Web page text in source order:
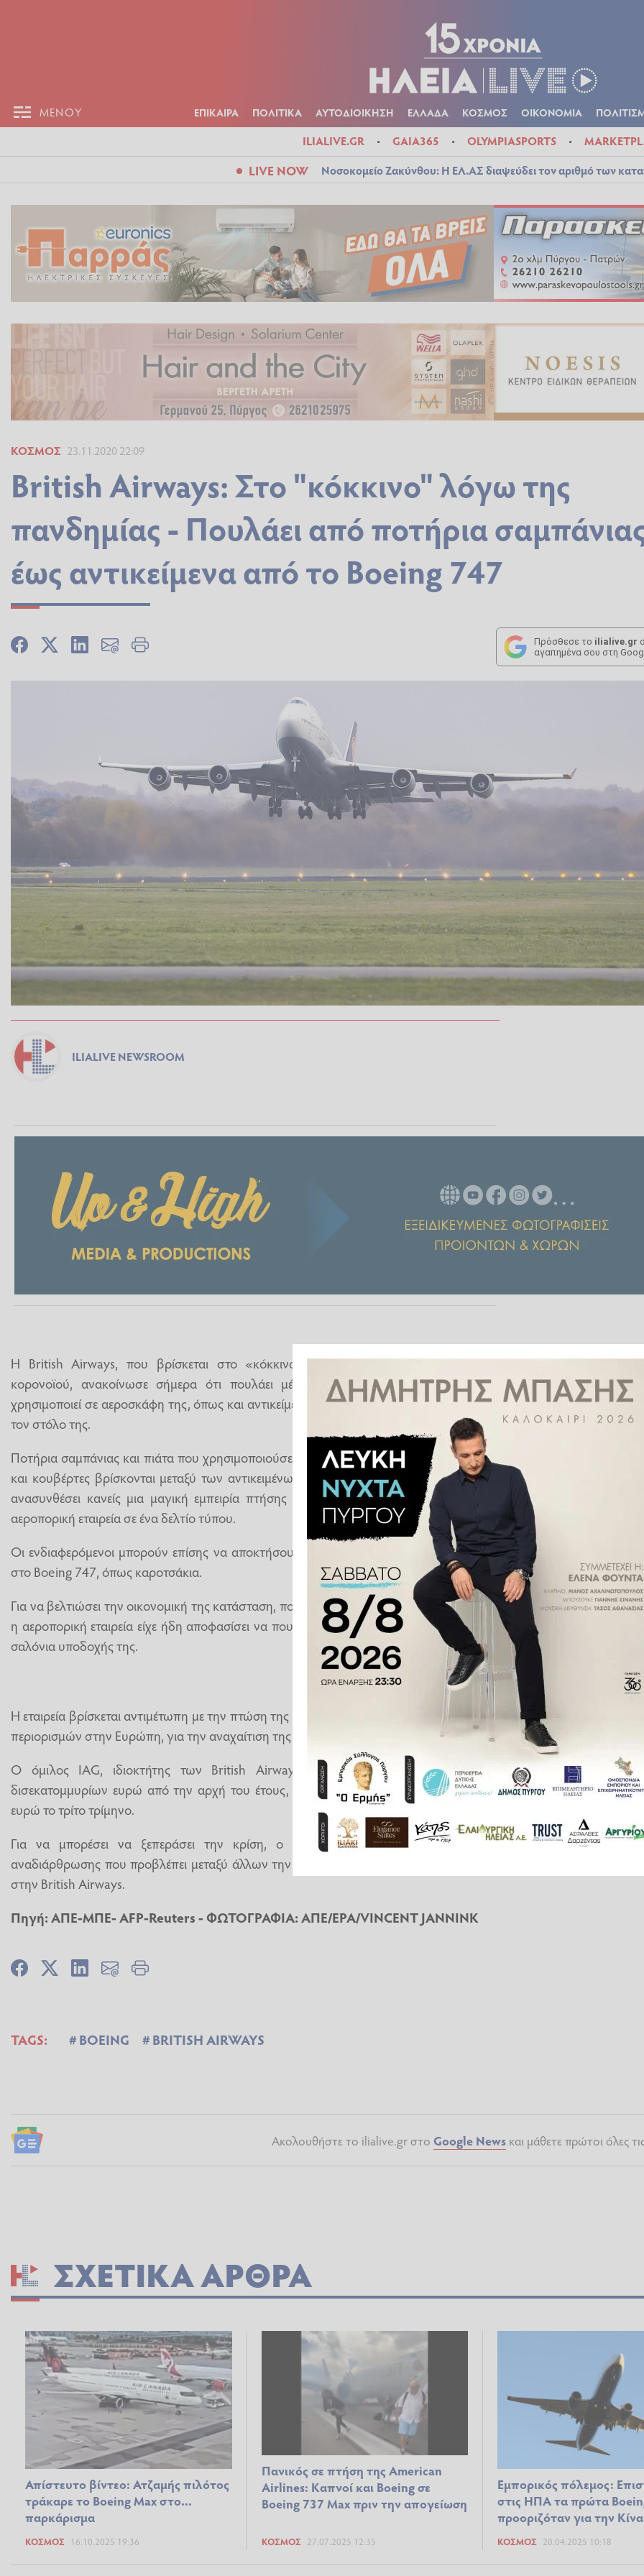
ΜΕΝΟΥ ΕΠΙΚΑΙΡΑ ΠΟΛΙΤΙΚΑ ΑΥΤΟΔΙΟΙΚΗΣΗ ΕΛΛΑΔΑ ΚΟΣΜΟΣ ΟΙΚΟΝΟΜΙΑ
ILIALIVE.GR GAIA365 OLYMPIASPORTS
LIVE NOW Νοσοκομείο Ζακύνθου: Η ΕΛ.ΑΣ διαψεύδει τον αριθμό των
ΚΌΣΜΟΣ 23.11.2020 22:09
British Airways: Στο "κόκκινο" λόγω της
πανδημίας - Πουλάει από ποτήρια
έως αντικείμενα από το Boeing 747
Πρόσθεσε το ilialive.gr
αγαπημένα σου στη
ILIALIVE NEWSROOM
Η British Airways, που βρίσκεται στο «κόκκινο» λόγω της πανδημίας του νέου
κορονοϊού, ανακοίνωσε σήμερα ότι πουλάει μέσω του διαδικτύου σερβίτσια που
χρησιμοποιεί σε αεροσκάφη της, όπως και αντικείμενα του Boeing 747 που απέσυρε από
τον στόλο της.
Ποτήρια σαμπάνιας και πιάτα που χρησιμοποιούσε στην πρώτη θέση, παντόφλες ακόμα
και κουβέρτες βρίσκονται μεταξύ των αντικειμένων που βγαίνουν σε πώληση «για να
ανασυνθέσει κανείς μια μαγική εμπειρία πτήσης στο σπίτι», επισημαίνει η βρετανική
αεροπορική εταιρεία σε ένα δελτίο τύπου.
Οι ενδιαφερόμενοι μπορούν επίσης να αποκτήσουν αντικείμενα που χρησιμοποιούνταν
στο Boeing 747, όπως καροτσάκια.
Για να βελτιώσει την οικονομική της κατάσταση, που επλήγη από την υγειονομική κρίση,
η αεροπορική εταιρεία είχε ήδη αποφασίσει να πουλήσει έργα τέχνης που εκτίθεντο στα
σαλόνια υποδοχής της.
Η εταιρεία βρίσκεται αντιμέτωπη με την πτώση της κυκλοφορίας λόγω των ταξιδιωτικών
περιορισμών στην Ευρώπη, για την αναχαίτιση της πανδημίας.
Ο όμιλος IAG, ιδιοκτήτης των British Airways και Iberia, μετρά απώλειες 5,6
δισεκατομμυρίων ευρώ από την αρχή του έτους, εκ των οποίων 1,76 δισεκατομμύρια
ευρώ το τρίτο τρίμηνο.
Για να μπορέσει να ξεπεράσει την κρίση, ο όμιλος IAG εφάρμοσε ένα σχέδιο
αναδιάρθρωσης που προβλέπει μεταξύ άλλων την κατάργηση 13.000 θέσεων εργασίας
στην British Airways.
Πηγή: ΑΠΕ-ΜΠΕ- AFP-Reuters - ΦΩΤΟΓΡΑΦΙΑ: ΑΠΕ/EPA/VINCENT JANNINK
TAGS: BOEING BRITISH AIRWAYS
Ακολουθήστε το ilialive.gr στο Google Newsκαι μάθετε πρώτοι όλες
ΣΧΕΤΙΚΆ ΆΡΘΡΑ
Απίστευτο βίντεο: Ατζαμής πιλότος
τράκαρε το Boeing Max στο...
παρκάρισμα
ΚΌΣΜΟΣ 16.10.2025 19:36
Πανικός σε πτήση της American
Airlines: Καπνοί και Boeing σε
Boeing 737 Max πριν την απογείωση
ΚΌΣΜΟΣ 27.07.2025 12:35
Εμπορικός πόλεμος:
στις ΗΠΑ τα πρώτα
προοριζόταν για την Κίνα
ΚΌΣΜΟΣ 20.04.2025 10:18